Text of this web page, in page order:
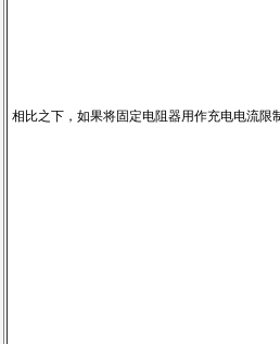
相比之下，如果将固定电阻器用作充电电流